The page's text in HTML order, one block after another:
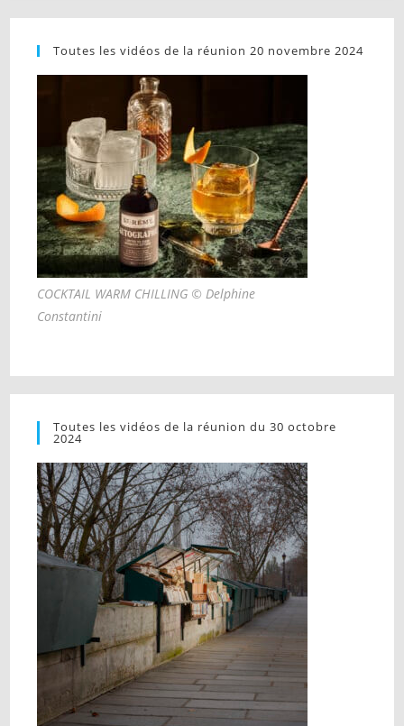
Toutes les vidéos de la réunion 20 novembre 2024
COCKTAIL WARM CHILLING © Delphine
Constantini
Toutes les vidéos de la réunion du 30 octobre
2024